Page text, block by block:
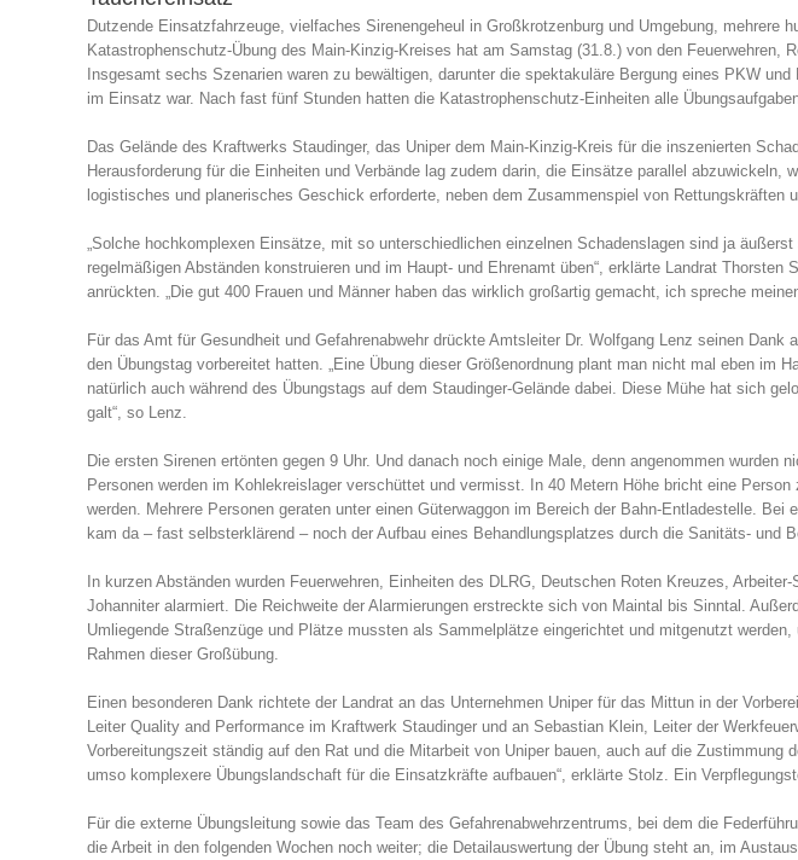
Dutzende Einsatzfahrzeuge, vielfaches Sirenengeheul in Großkrotzenburg und Umgebung,
Katastrophenschutz-Übung des Main-Kinzig-Kreises hat am Samstag (31.8.) von den Feuerwehren,
Insgesamt sechs Szenarien waren zu bewältigen, darunter die spektakuläre Bergung eines PKW
im Einsatz war. Nach fast fünf Stunden hatten die Katastrophenschutz-Einheiten alle
Das Gelände des Kraftwerks Staudinger, das Uniper dem Main-Kinzig-Kreis für die inszenierten
Herausforderung für die Einheiten und Verbände lag zudem darin, die Einsätze parallel
logistisches und planerisches Geschick erforderte, neben dem Zusammenspiel von Rettungskräften
„Solche hochkomplexen Einsätze, mit so unterschiedlichen einzelnen Schadenslagen sind ja
regelmäßigen Abständen konstruieren und im Haupt- und Ehrenamt üben“, erklärte Landrat
anrückten. „Die gut 400 Frauen und Männer haben das wirklich großartig gemacht, ich spreche
Für das Amt für Gesundheit und Gefahrenabwehr drückte Amtsleiter Dr. Wolfgang Lenz seinen
den Übungstag vorbereitet hatten. „Eine Übung dieser Größenordnung plant man nicht mal eben im
natürlich auch während des Übungstags auf dem Staudinger-Gelände dabei. Diese Mühe hat sich
galt“, so Lenz.
Die ersten Sirenen ertönten gegen 9 Uhr. Und danach noch einige Male, denn angenommen
Personen werden im Kohlekreislager verschüttet und vermisst. In 40 Metern Höhe bricht eine
werden. Mehrere Personen geraten unter einen Güterwaggon im Bereich der Bahn-Entladestelle.
kam da – fast selbsterklärend – noch der Aufbau eines Behandlungsplatzes durch die Sanitäts- und
In kurzen Abständen wurden Feuerwehren, Einheiten des DLRG, Deutschen Roten Kreuzes,
Johanniter alarmiert. Die Reichweite der Alarmierungen erstreckte sich von Maintal bis Sinntal.
Umliegende Straßenzüge und Plätze mussten als Sammelplätze eingerichtet und mitgenutzt
Rahmen dieser Großübung.
Einen besonderen Dank richtete der Landrat an das Unternehmen Uniper für das Mittun in der
Leiter Quality and Performance im Kraftwerk Staudinger und an Sebastian Klein, Leiter der
Vorbereitungszeit ständig auf den Rat und die Mitarbeit von Uniper bauen, auch auf die
umso komplexere Übungslandschaft für die Einsatzkräfte aufbauen“, erklärte Stolz. Ein
Für die externe Übungsleitung sowie das Team des Gefahrenabwehrzentrums, bei dem die
die Arbeit in den folgenden Wochen noch weiter; die Detailauswertung der Übung steht an, im